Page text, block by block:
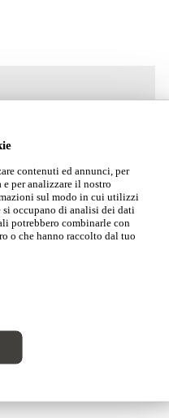
contenuti ed annunci, per
per analizzare il nostro
sul modo in cui utilizzi
occupano di analisi dei dati
potrebbero combinarle con
o che hanno raccolto dal tuo
e certificata secondo